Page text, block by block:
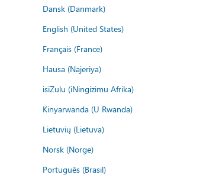
Dansk (Danmark)
English (United States)
Français (France)
Hausa (Najeriya)
isiZulu (iNingizimu Afrika)
Kinyarwanda (U Rwanda)
Lietuvių (Lietuva)
Norsk (Norge)
Português (Brasil)